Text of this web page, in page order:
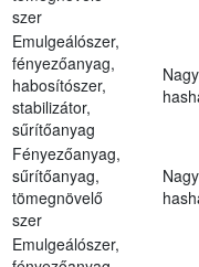
szer
Emulgeálószer,
fényezőanyag,
habosítószer,
stabilizátor,
sűrítőanyag
Fényezőanyag,
sűrítőanyag,
tömegnövelő
szer
Emulgeálószer,